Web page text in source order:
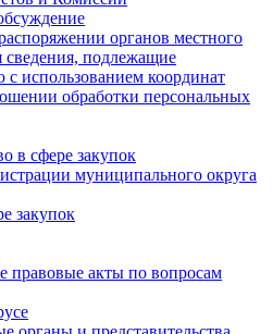
органов местного
сведения, подлежащие
с использованием координат
обработки персональных
в сфере закупок
муниципального округа
закупок
акты по вопросам